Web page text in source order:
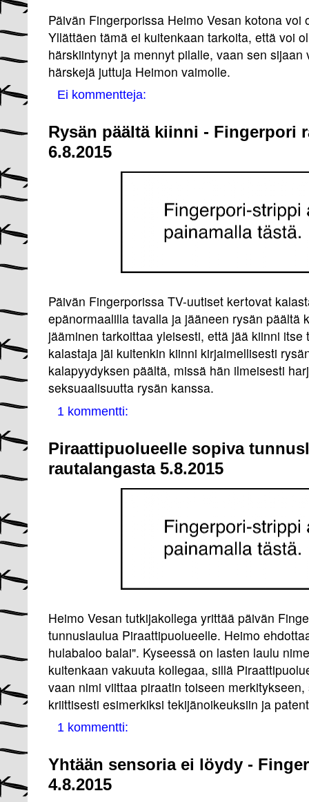
Päivän Fingerporissa Heimo Vesan kotona voi
Yllättäen tämä ei kuitenkaan tarkoita, että voi
härskiintynyt ja mennyt pilalle, vaan sen
härskejä juttuja Heimon vaimolle.
Ei kommentteja:
Rysän päältä kiinni - Fingerpori
6.8.2015
Päivän Fingerporissa TV-uutiset kertovat
epänormaalilla tavalla ja jääneen rysän päältä
jääminen tarkoittaa yleisesti, että jää kiinni
kalastaja jäi kuitenkin kiinni kirjaimellisesti
kalapyydyksen päältä, missä hän ilmeisesti
seksuaalisuutta rysän kanssa.
1 kommentti:
Piraattipuolueelle sopiva
rautalangasta 5.8.2015
Heimo Vesan tutkijakollega yrittää päivän
tunnuslaulua Piraattipuolueelle. Heimo
hulabaloo balai". Kyseessä on lasten laulu
kuitenkaan vakuuta kollegaa, sillä
vaan nimi viittaa piraatin toiseen
kriittisesti esimerkiksi tekijänoikeuksiin ja
1 kommentti:
Yhtään sensoria ei löydy -
4.8.2015